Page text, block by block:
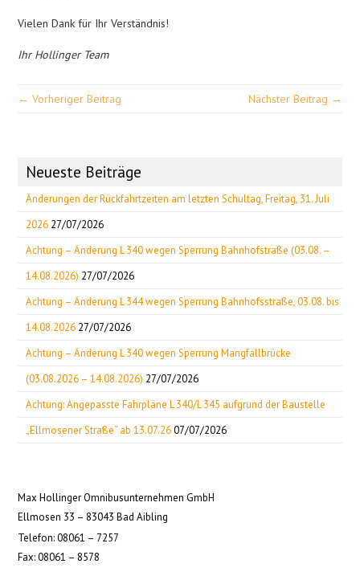
Vielen Dank für Ihr Verständnis!
Ihr Hollinger Team
← Vorheriger Beitrag Nächster Beitrag →
Neueste Beiträge
Änderungen der Rückfahrtzeiten am letzten Schultag, Freitag, 31. Juli
2026 27/07/2026
Achtung – Änderung L 340 wegen Sperrung Bahnhofstraße (03.08. –
14.08.2026) 27/07/2026
Achtung – Änderung L 344 wegen Sperrung Bahnhofsstraße, 03.08. bis
14.08.2026 27/07/2026
Achtung – Änderung L 340 wegen Sperrung Mangfallbrücke
(03.08.2026 – 14.08.2026) 27/07/2026
Achtung: Angepasste Fahrpläne L 340/L 345 aufgrund der Baustelle
„Ellmosener Straße“ ab 13.07.26 07/07/2026
Max Hollinger Omnibusunternehmen GmbH
Ellmosen 33 – 83043 Bad Aibling
Telefon: 08061 – 7257
Fax: 08061 – 8578